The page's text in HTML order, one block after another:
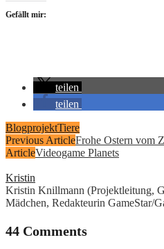
Gefällt mir:
teilen
teilen
BlogprojektTiere
Previous ArticleFrohe Ostern vom
ArticleVideogame Planets
Kristin
Kristin Knillmann (Projektleitung,
Mädchen, Redakteurin GameStar/
44 Comments